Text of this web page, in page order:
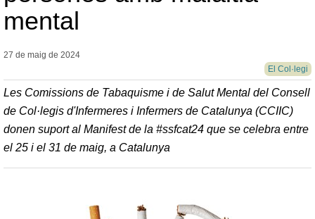
mental
27 de maig de 2024
El Col·legi
Les Comissions de Tabaquisme i de Salut Mental del Consell
de Col·legis d'Infermeres i Infermers de Catalunya (CCIIC)
donen suport al Manifest de la #ssfcat24 que se celebra entre
el 25 i el 31 de maig, a Catalunya